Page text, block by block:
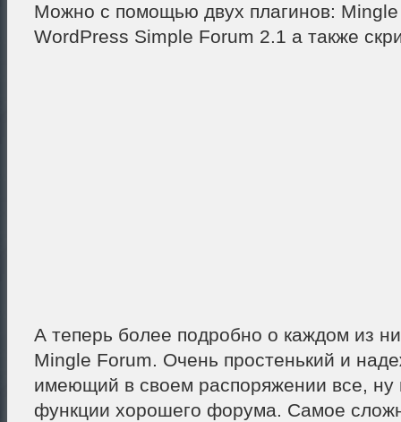
Можно с помощью двух плагинов:
WordPress Simple Forum 2.1 а также
А теперь более подробно о каждом из
Mingle Forum. Очень простенький и
имеющий в своем распоряжении все, ну
функции хорошего форума. Самое